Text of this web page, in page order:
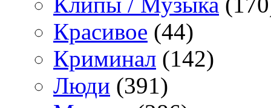
Красивое (44)
Криминал (142)
Люди (391)